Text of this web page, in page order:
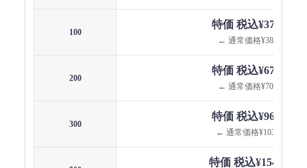
100
特価 税込¥37,549
← 通常価格¥38,940
200
特価 税込¥67,105
← 通常価格¥70,730
300
特価 税込¥96,532
← 通常価格¥103,290
特価 税込¥154,750